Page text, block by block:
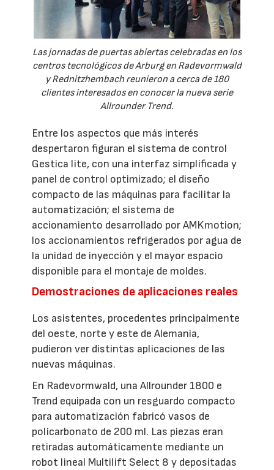
Las jornadas de puertas abiertas celebradas en los
centros tecnológicos de Arburg en Radevormwald
y Rednitzhembach reunieron a cerca de 180
clientes interesados en conocer la nueva serie
Allrounder Trend.
Entre los aspectos que más interés
despertaron figuran el sistema de control
Gestica lite, con una interfaz simplificada y
panel de control optimizado; el diseño
compacto de las máquinas para facilitar la
automatización; el sistema de
accionamiento desarrollado por AMKmotion;
los accionamientos refrigerados por agua de
la unidad de inyección y el mayor espacio
disponible para el montaje de moldes.
Demostraciones de aplicaciones reales
Los asistentes, procedentes principalmente
del oeste, norte y este de Alemania,
pudieron ver distintas aplicaciones de las
nuevas máquinas.
En Radevormwald, una Allrounder 1800 e
Trend equipada con un resguardo compacto
para automatización fabricó vasos de
policarbonato de 200 ml. Las piezas eran
retiradas automáticamente mediante un
robot lineal Multilift Select 8 y depositadas